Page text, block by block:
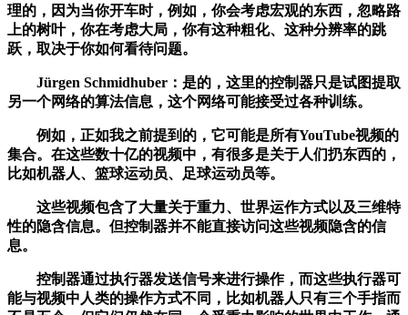
理的，因为当你开车时，例如，你会考虑宏观的东西，忽略路
上的树叶，你在考虑大局，你有这种粗化、这种分辨率的跳
跃，取决于你如何看待问题。
Jürgen Schmidhuber：是的，这里的控制器只是试图提取
另一个网络的算法信息，这个网络可能接受过各种训练。
例如，正如我之前提到的，它可能是所有YouTube视频的
集合。在这些数十亿的视频中，有很多是关于人们扔东西的，
比如机器人、篮球运动员、足球运动员等。
这些视频包含了大量关于重力、世界运作方式以及三维特
性的隐含信息。但控制器并不能直接访问这些视频隐含的信
息。
控制器通过执行器发送信号来进行操作，而这些执行器可
能与视频中人类的操作方式不同，比如机器人只有三个手指而